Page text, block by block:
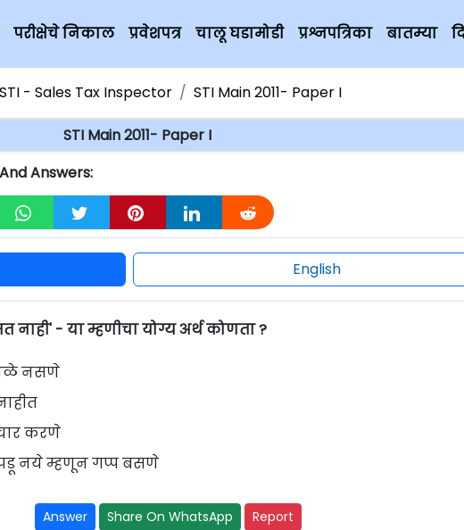
परीक्षेचे निकाल प्रवेशपत्र चालू घडामोडी प्रश्नपत्रिका बातम्या
STI - Sales Tax Inspector STI Main 2011- Paper I
STI Main 2011- Paper I
Answers:
English
- या म्हणीचा योग्य अर्थ कोणता ?
नसणे
करणे
नये म्हणून गप्प बसणे
Answer Share On WhatsApp Report